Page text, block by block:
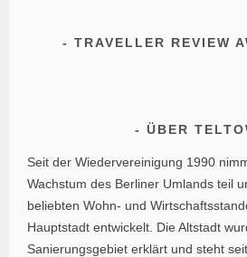
TRAVELLER REVIEW
ÜBER
Seit der Wiedervereinigung 1990
Wachstum des Berliner Umlands teil
beliebten Wohn- und
Hauptstadt entwickelt. Die Altstadt
Sanierungsgebiet erklärt und steht